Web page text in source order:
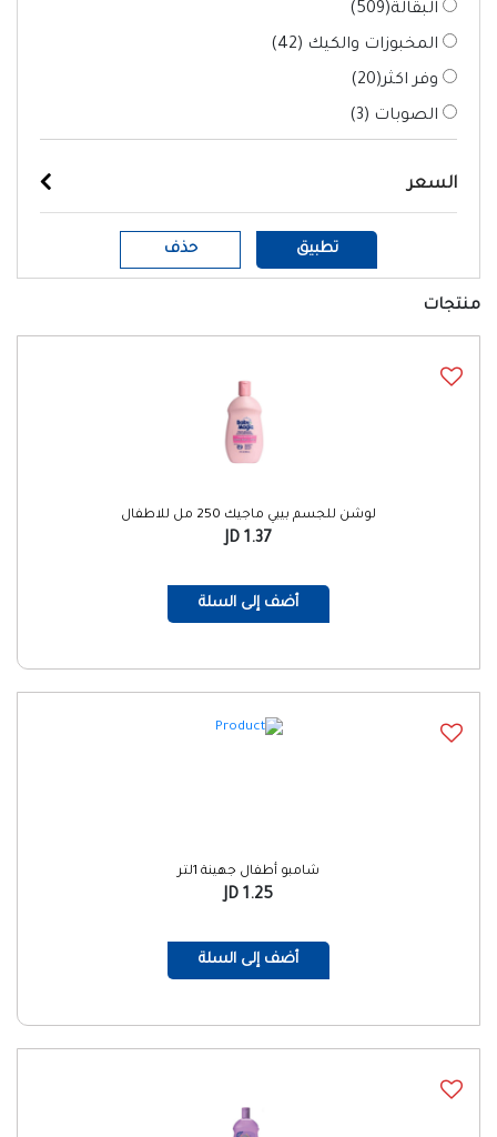
البقالة(509
)
المخبوزات والكيك (42
)
وفر اكثر(20
)
الصوبات (3
)
السعر
تطبيق حذف
منتجات
لوشن للجسم بيبي ماجيك 250 مل للاطفال
1.37 JD
أضف إلى السلة
شامبو أطفال جهينة 1لتر
1.25 JD
أضف إلى السلة